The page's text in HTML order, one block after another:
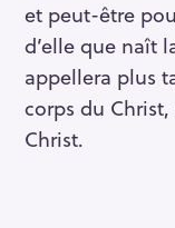
et peut-être
d’elle que naît
appellera plus
corps du
Christ.